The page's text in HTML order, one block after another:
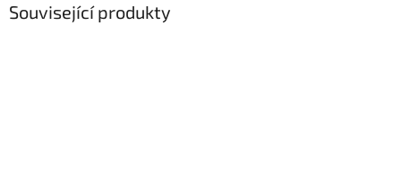
Související produkty